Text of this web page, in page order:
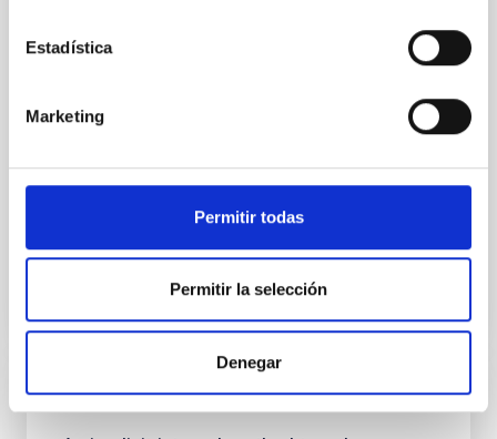
Estadística
Marketing
Permitir todas
Permitir la selección
Denegar
An implicit integral method to solve
LTE stellar atmosphere models
introduced in a previous paper, together with its
application to the non-Local Thermal Equilibrium